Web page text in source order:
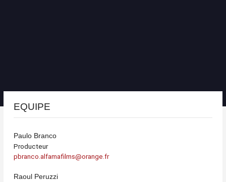
EQUIPE
Paulo Branco
Producteur
pbranco.alfamafilms@orange.fr
Raoul Peruzzi